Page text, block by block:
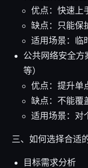
优点：快速上
缺点：只能保
适用场景：临
公共网络安全方
等）
优点：提升单
缺点：不能覆
适用场景：对
三、如何选择合适
目标需求分析